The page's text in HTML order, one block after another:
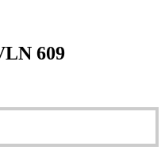
609